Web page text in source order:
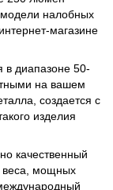
модели налобных
магазине
в диапазоне 50-
на вашем
создается с
изделия
качественный
веса, мощных